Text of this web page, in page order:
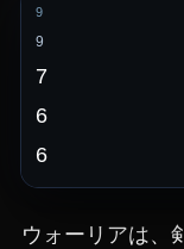
9
9
7
6
6
ウォーリアは、